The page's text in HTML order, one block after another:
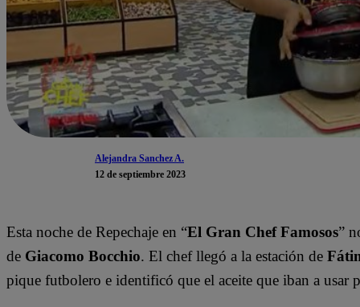
Alejandra Sanchez A.
12 de septiembre 2023
Esta noche de Repechaje en “El Gran Chef Famosos”
de Giacomo Bocchio. El chef llegó a la estación de
pique futbolero e identificó que el aceite que iban a usar